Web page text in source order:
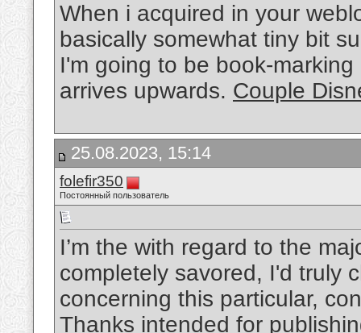
When i acquired in your
basically somewhat tiny bit
I'm going to be book-
arrives upwards. Couple
25.08.2023, 15:14
folefir350
Постоянный пользователь
I’m the with regard to the
completely savored, I'd truly
concerning this particular,
Thanks intended for